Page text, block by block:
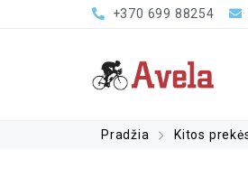
+370 699 88254
Pradžia Kitos